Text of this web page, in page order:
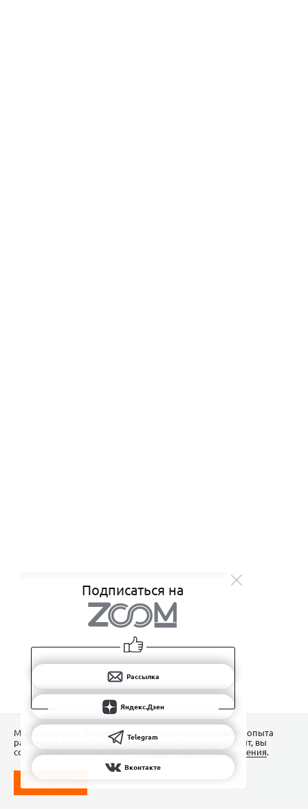
Подписаться на
Рассылка
Яндекс.Дзен
Telegram
Вконтакте
Мы используем Сookies для обеспечения наилучшего опыта
работы на нашем сайте. Продолжая использовать сайт, вы
соглашаетесь с условиямиПользовательского соглашения.
ПОНЯТНО